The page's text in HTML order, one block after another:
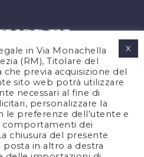
POLICY
POLICY
LEGALI
in Via Monachella
(RM), Titolare del
previa acquisizione del
sito web potrà utilizzare
necessari al fine di
personalizzare la
le preferenze dell’utente e
comportamenti dei
chiusura del presente
posta in altro a destra
X